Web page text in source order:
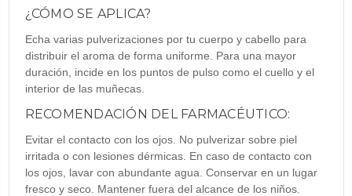
¿CÓMO SE APLICA?
Echa varias pulverizaciones por tu cuerpo y cabello para
distribuir el aroma de forma uniforme. Para una mayor
duración, incide en los puntos de pulso como el cuello y el
interior de las muñecas.
RECOMENDACIÓN DEL FARMACÉUTICO:
Evitar el contacto con los ojos. No pulverizar sobre piel
irritada o con lesiones dérmicas. En caso de contacto con
los ojos, lavar con abundante agua. Conservar en un lugar
fresco y seco. Mantener fuera del alcance de los niños.